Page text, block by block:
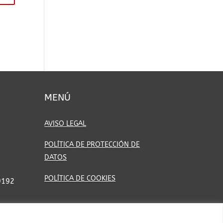
MENÚ
AVISO LEGAL
POLÍTICA DE PROTECCIÓN DE
DATOS
POLÍTICA DE COOKIES